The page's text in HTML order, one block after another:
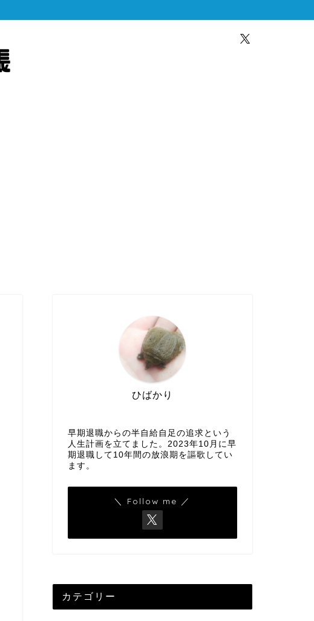
ひばかり
早期退職からの半自給自足の追求という
人生計画を立てました。2023年10月に早
期退職して10年間の放浪期を謳歌してい
ます。
＼ Follow me ／
カテゴリー